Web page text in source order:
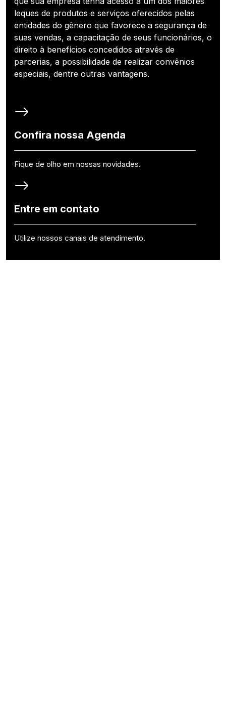
leques de produtos e serviços oferecidos pelas
entidades do gênero que favorece a segurança de
suas vendas, a capacitação de seus funcionários, o
direito à benefícios concedidos através de
parcerias, a possibilidade de realizar convênios
especiais, dentre outras vantagens.
Confira nossa Agenda
Fique de olho em nossas novidades.
Entre em contato
Utilize nossos canais de atendimento.